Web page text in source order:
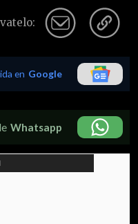
en Google
Whatsapp